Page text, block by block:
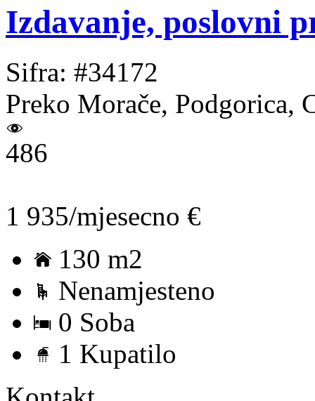
Izdavanje, poslovni
Sifra: #34172
Preko Morače, Podgorica,
486
1 935/mjesecno €
130 m2
Nenamjesteno
0 Soba
1 Kupatilo